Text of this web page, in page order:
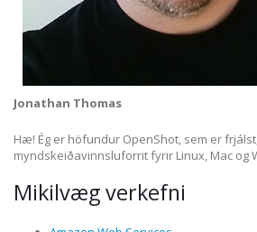
Jonathan Thomas
Hæ! Ég er höfundur OpenShot, sem er
myndskeiðavinnsluforrit fyrir Linux, Mac og
Mikilvæg verkefni